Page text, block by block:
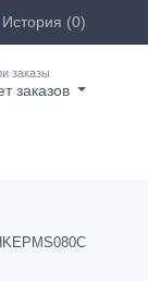
История (0)
заказы
заказов